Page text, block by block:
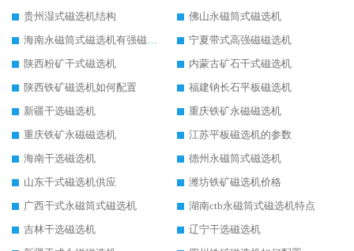
贵州湿式磁选机结构
佛山永磁筒式磁选机
海南永磁筒式磁选机有强磁的吗
宁夏带式高强磁磁选机
陕西粉矿干式磁选机
内蒙古矿石干式磁选机
陕西铁矿磁选机如何配置
福建钠长石平板磁选机
新疆干选磁选机
重庆铁矿永磁磁选机
重庆铁矿永磁磁选机
江苏平板磁选机的参数
海南干选磁选机
德州永磁筒式磁选机
山东干式磁选机供应
潍坊铁矿磁选机价格
广西干式永磁筒式磁选机
湖南ctb永磁筒式磁选机特点
吉林干选磁选机
辽宁干选磁选机